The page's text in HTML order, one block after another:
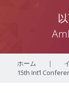
ホーム |
15th Int’l